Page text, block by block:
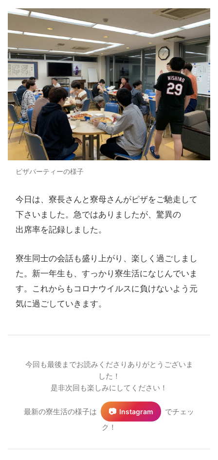
ピザパーティーの様子
​今日は、​寮長さんと​寮母さんが​ピザを​ご馳走して​
下さいました。​急では​ありましたが、​驚異の​
出席率を​記録しました。​
寮生同士の会話も盛り上がり、楽しく過ごしまし
た。新一年生も、すっかり寮生活になじんでいま
す。これからもコロナウイルスに負けないよう元
気に過ごしていきます。
今回も最後までお読みくださりありがとうございま
した！
是非次回も楽しみにしてください！
最新の寮生活の様子は 📷 Instagram
でチェッ
ク！